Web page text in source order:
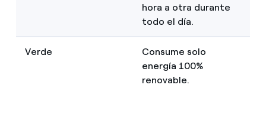
hora a otra durante
todo el día.
Verde
Consume solo
energía 100%
renovable.